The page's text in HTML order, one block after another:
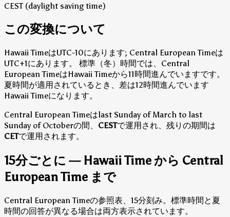
CEST (daylight saving time)
この変換について
Hawaii TimeはUTC-10にあります; Central European Timeは
UTC+1にあります。
標準（冬）時間では、Central
European TimeはHawaii Timeから11時間進んでいますです。
夏時間が適用されているとき、差は12時間進んでいます
Hawaii Timeになります。
Central European Timeはlast Sunday of March to last
Sunday of Octoberの間、 CESTで運用され、残りの期間は
CETで運用されます。
15分ごとに — Hawaii Time から Central
European Time まで
Central European Timeの参照表、15分刻み。標準時間と夏
時間の回答が異なる場合は両方表示されています。